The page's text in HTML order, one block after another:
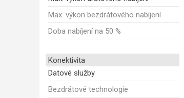
Max. výkon bezdrátového nabíjení
Doba nabíjení na 50 %
Konektivita
Datové služby
Bezdrátové technologie